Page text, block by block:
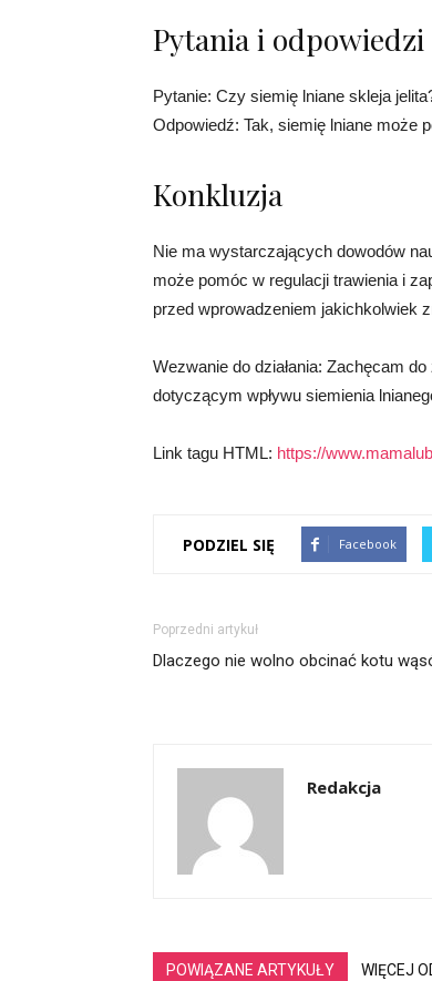
Pytania i odpowiedzi
Pytanie: Czy siemię lniane skleja
Odpowiedź: Tak, siemię lniane może
Konkluzja
Nie ma wystarczających dowodów
może pomóc w regulacji trawienia i
przed wprowadzeniem jakichkolwiek
Wezwanie do działania: Zachęcam
dotyczącym wpływu siemienia
Link tagu HTML: https://
PODZIEL SIĘ Facebook
Poprzedni artykuł
Dlaczego nie wolno obcinać kotu
Redakcja
POWIĄZANE ARTYKUŁY WIĘCEJ